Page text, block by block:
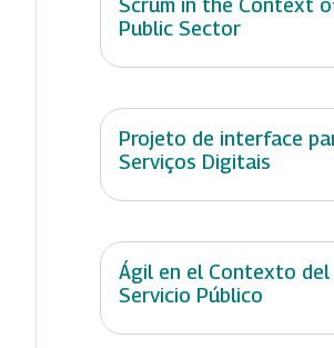
Scrum in the Context
Public Sector
Projeto de interface
Serviços Digitais
Ágil en el Contexto del
Servicio Público